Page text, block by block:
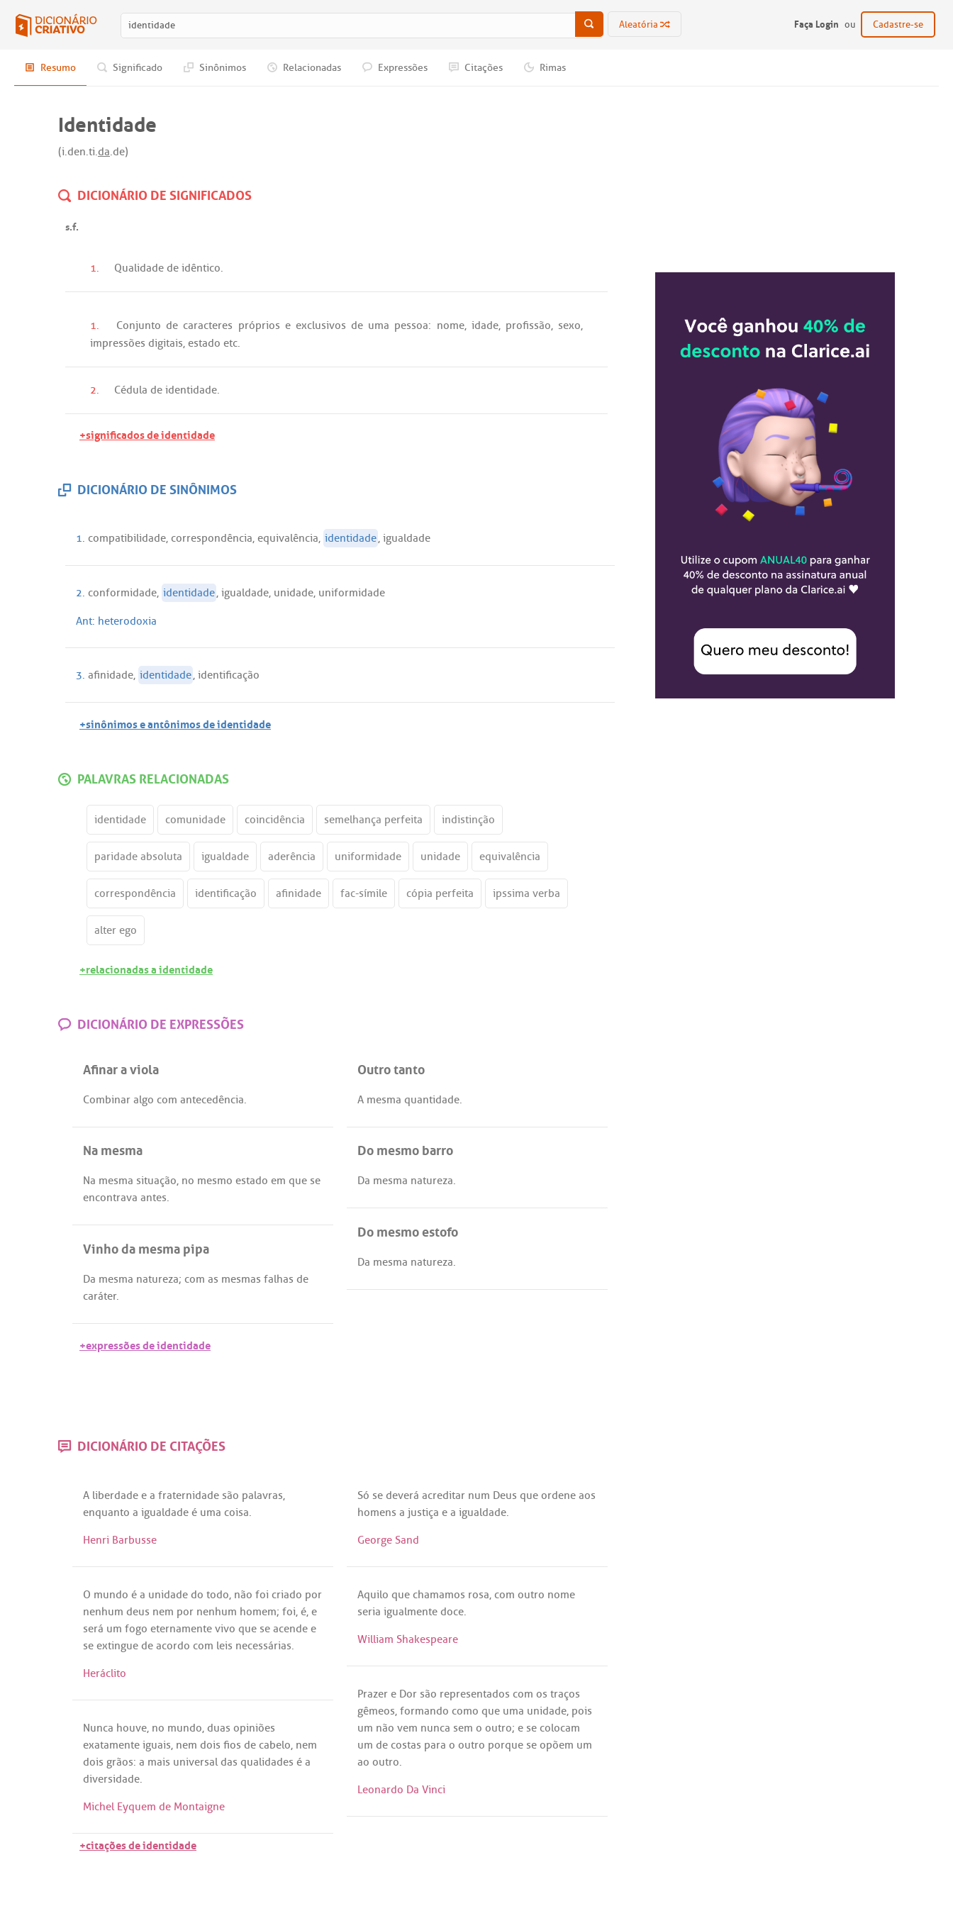
Aleatória Faça Login ou Cadastre-se
Resumo Significado Sinônimos Relacionadas Expressões Citações Rimas
Identidade
(i.den.ti.da.de)
DICIONÁRIO DE SIGNIFICADOS
s.f.
1. Qualidade de idêntico.
1. Conjunto de caracteres próprios e exclusivos de uma pessoa: nome, idade, profissão, sexo,
impressões digitais, estado etc.
2. Cédula de identidade.
+significados de identidade
DICIONÁRIO DE SINÔNIMOS
1. compatibilidade, correspondência, equivalência, identidade, igualdade
2. conformidade, identidade, igualdade, unidade, uniformidade
Ant: heterodoxia
3. afinidade, identidade, identificação
+sinônimos e antônimos de identidade
PALAVRAS RELACIONADAS
identidade comunidade coincidência semelhança perfeita indistinção
paridade absoluta igualdade aderência uniformidade unidade equivalência
correspondência identificação afinidade fac-símile cópia perfeita ipssima verba
alter ego
+relacionadas a identidade
DICIONÁRIO DE EXPRESSÕES
Afinar a viola
Combinar algo com antecedência.
Outro tanto
A mesma quantidade.
Na mesma
Na mesma situação, no mesmo estado em que se
encontrava antes.
Do mesmo barro
Da mesma natureza.
Do mesmo estofo
Da mesma natureza.
Vinho da mesma pipa
Da mesma natureza; com as mesmas falhas de
caráter.
+expressões de identidade
DICIONÁRIO DE CITAÇÕES
A liberdade e a fraternidade são palavras,
enquanto a igualdade é uma coisa.
Henri Barbusse
Só se deverá acreditar num Deus que ordene aos
homens a justiça e a igualdade.
George Sand
O mundo é a unidade do todo, não foi criado por
nenhum deus nem por nenhum homem; foi, é, e
será um fogo eternamente vivo que se acende e
se extingue de acordo com leis necessárias.
Heráclito
Aquilo que chamamos rosa, com outro nome
seria igualmente doce.
William Shakespeare
Prazer e Dor são representados com os traços
gêmeos, formando como que uma unidade, pois
um não vem nunca sem o outro; e se colocam
um de costas para o outro porque se opõem um
ao outro.
Leonardo Da Vinci
Nunca houve, no mundo, duas opiniões
exatamente iguais, nem dois fios de cabelo, nem
dois grãos: a mais universal das qualidades é a
diversidade.
Michel Eyquem de Montaigne
+citações de identidade